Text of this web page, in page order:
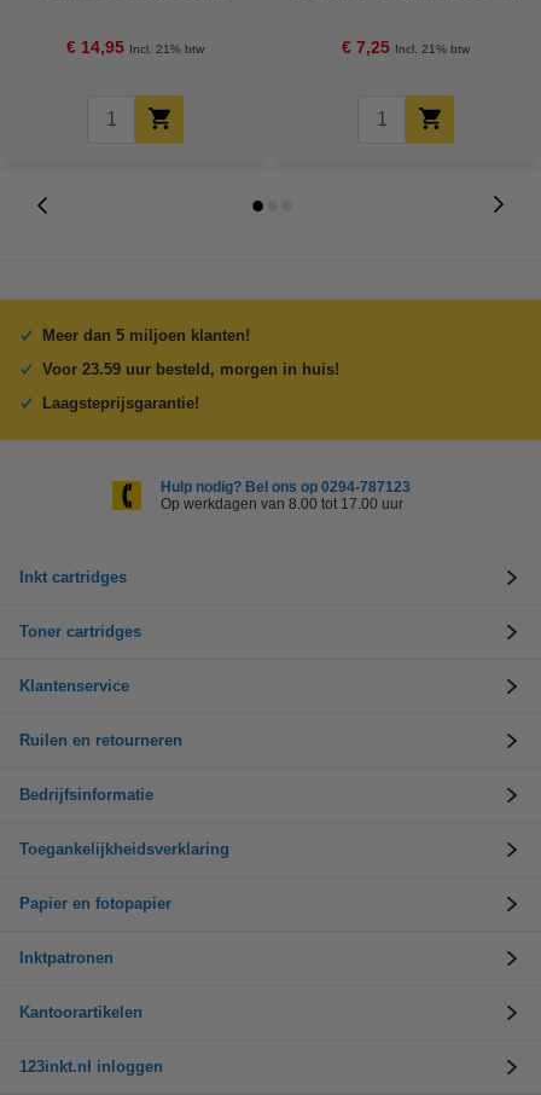
€ 14,95 Incl. 21% btw € 7,25 Incl. 21% btw
Meer dan 5 miljoen klanten!
Voor 23.59 uur besteld, morgen in huis!
Laagsteprijsgarantie!
Hulp nodig? Bel ons op 0294-787123
Op werkdagen van 8.00 tot 17.00 uur
Inkt cartridges
Toner cartridges
Klantenservice
Ruilen en retourneren
Bedrijfsinformatie
Toegankelijkheidsverklaring
Papier en fotopapier
Inktpatronen
Kantoorartikelen
123inkt.nl inloggen